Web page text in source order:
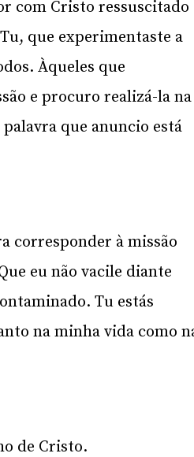
com Cristo ressuscitado
que experimentaste a
Àqueles que
e procuro realizá-la na
que anuncio está
corresponder à missão
eu não vacile diante
Tu estás
na minha vida como
de Cristo.